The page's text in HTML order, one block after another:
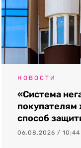
НОВОСТИ
«Система
покупателям
способ
06.08.2026 / 10:44